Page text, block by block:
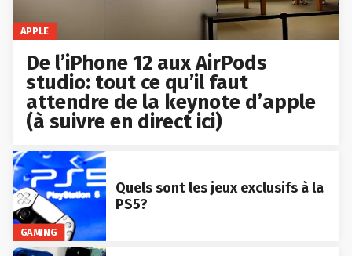
APPLE
De l’iPhone 12 aux AirPods
studio: tout ce qu’il faut
attendre de la keynote d’apple
(à suivre en direct ici)
GAMING
Quels sont les jeux exclusifs à la
PS5?